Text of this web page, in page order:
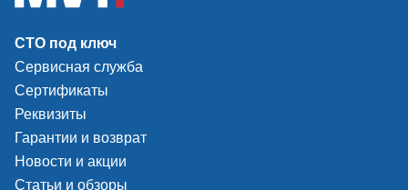
СТО под ключ
Сервисная служба
Сертификаты
Реквизиты
Гарантии и возврат
Новости и акции
Статьи и обзоры